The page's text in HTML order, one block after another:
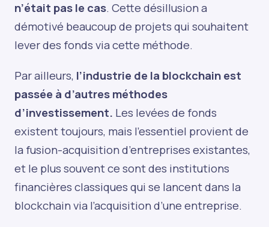
n’était pas le cas. Cette désillusion a
démotivé beaucoup de projets qui souhaitent
lever des fonds via cette méthode.
Par ailleurs, l’industrie de la blockchain est
passée à d’autres méthodes
d’investissement. Les levées de fonds
existent toujours, mais l’essentiel provient de
la fusion-acquisition d’entreprises existantes,
et le plus souvent ce sont des institutions
financières classiques qui se lancent dans la
blockchain via l’acquisition d’une entreprise.